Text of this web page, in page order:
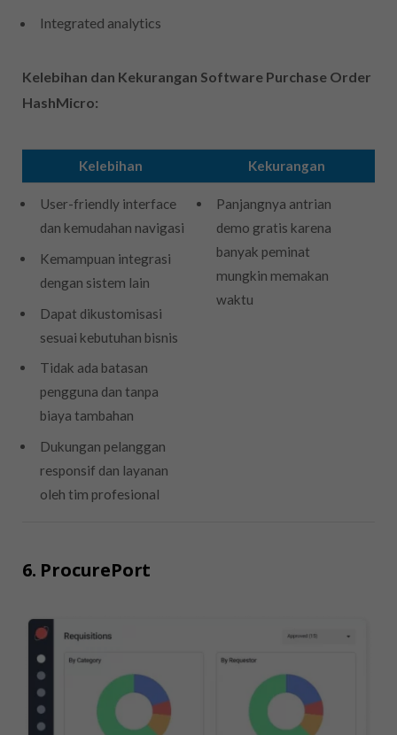
Integrated analytics
Kelebihan dan Kekurangan Software Purchase Order
HashMicro:
Kelebihan Kekurangan
User-friendly interface
dan kemudahan navigasi
Kemampuan integrasi
dengan sistem lain
Dapat dikustomisasi
sesuai kebutuhan bisnis
Tidak ada batasan
pengguna dan tanpa
biaya tambahan
Dukungan pelanggan
responsif dan layanan
oleh tim profesional
Panjangnya antrian
demo gratis karena
banyak peminat
mungkin memakan
waktu
6. ProcurePort